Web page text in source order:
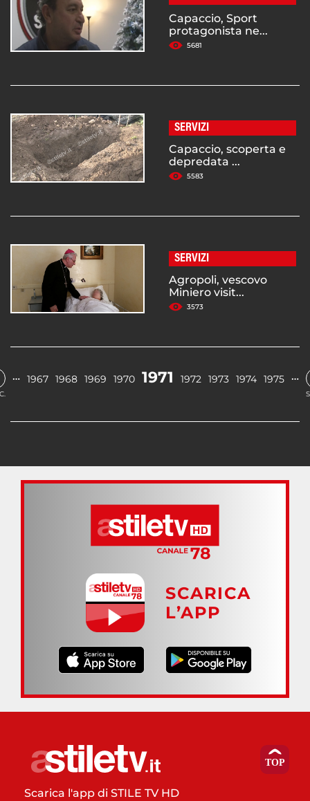
Capaccio, Sport
protagonista ne...
5681
SERVIZI
Capaccio, scoperta e
depredata ...
5583
SERVIZI
Agropoli, vescovo
Miniero visit...
3573
… 1967 1968 1969 1970 1971 1972 1973 1974 1975 …
SCARICA
L’APP
Scarica l'app di STILE TV HD